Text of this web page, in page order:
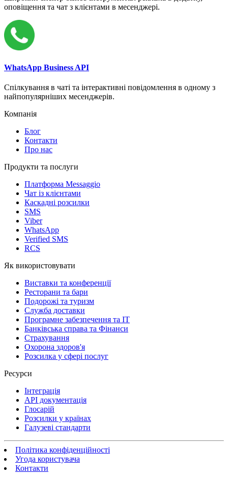
оповіщення та чат з клієнтами в месенджері.
WhatsApp Business API
Спілкування в чаті та інтерактивні повідомлення в одному з
найпопулярніших месенджерів.
Компанія
Блог
Контакти
Про нас
Продукти та послуги
Платформа Messaggio
Чат із клієнтами
Каскадні розсилки
SMS
Viber
WhatsApp
Verified SMS
RCS
Як використовувати
Виставки та конференції
Ресторани та бари
Подорожі та туризм
Служба доставки
Програмне забезпечення та IT
Банківська справа та Фінанси
Страхування
Охорона здоров'я
Розсилка у сфері послуг
Ресурси
Інтеграція
API документація
Глосарій
Розсилки у країнах
Галузеві стандарти
Політика конфіденційності
Угода користувача
Контакти